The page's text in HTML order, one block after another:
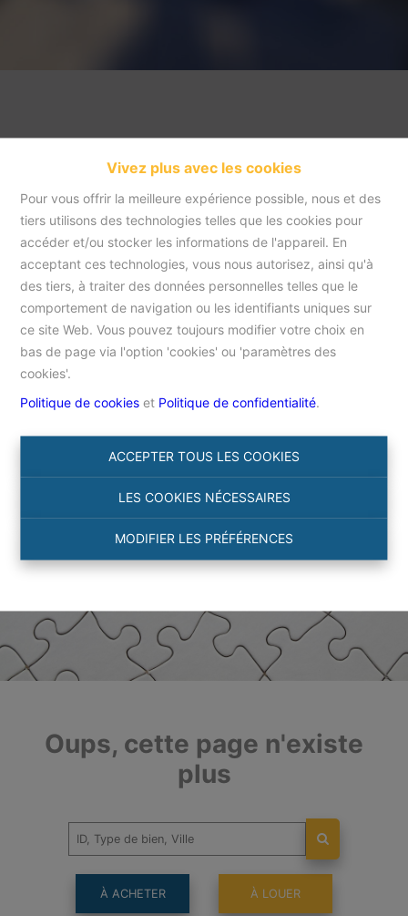
Vivez plus avec les cookies
Pour vous offrir la meilleure expérience possible, nous et des
tiers utilisons des technologies telles que les cookies pour
accéder et/ou stocker les informations de l'appareil. En
acceptant ces technologies, vous nous autorisez, ainsi qu'à
des tiers, à traiter des données personnelles telles que le
comportement de navigation ou les identifiants uniques sur
ce site Web. Vous pouvez toujours modifier votre choix en
bas de page via l'option 'cookies' ou 'paramètres des
cookies'.
Politique de cookies et Politique de confidentialité.
ACCEPTER TOUS LES COOKIES
LES COOKIES NÉCESSAIRES
MODIFIER LES PRÉFÉRENCES
Accueil
Accueil
Oups, cette page n'existe
plus
À ACHETER À LOUER